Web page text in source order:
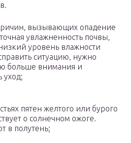
вызывающих опадение
увлажненность почвы,
уровень влажности
ситуацию, нужно
больше внимания и
уход;
пятен желтого или бурого
о солнечном ожоге.
в полутень;